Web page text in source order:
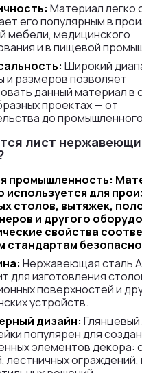
Материал легко
его популярным в
мебели, медицинского
и в пищевой
Широкий
и размеров позволяет
данный материал в
проектах — от
до
лист
промышленность:
используется для
столов, вытяжек,
и другого
свойства
стандартам
Нержавеющая сталь
для изготовления
поверхностей и
устройств.
дизайн: Глянцевый
популярен для
элементов декора:
лестничных